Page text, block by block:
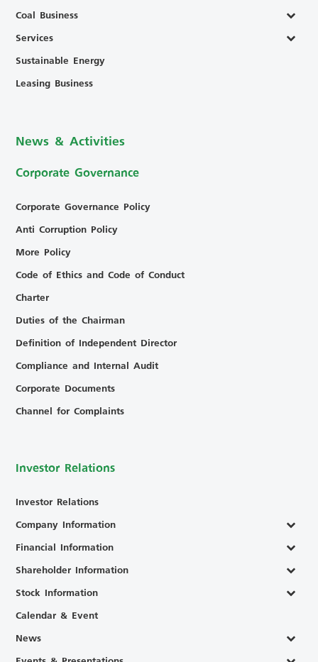
Coal Business
Services
Sustainable Energy
Leasing Business
News & Activities
Corporate Governance
Corporate Governance Policy
Anti Corruption Policy
More Policy
Code of Ethics and Code of Conduct
Charter
Duties of the Chairman
Definition of Independent Director
Compliance and Internal Audit
Corporate Documents
Channel for Complaints
Investor Relations
Investor Relations
Company Information
Financial Information
Shareholder Information
Stock Information
Calendar & Event
News